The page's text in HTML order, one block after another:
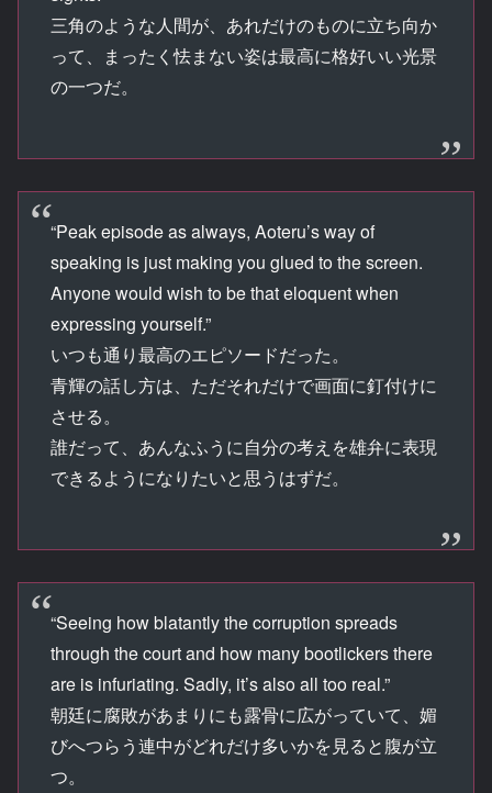
三角のような人間が、あれだけのものに立ち向か
って、まったく怯まない姿は最高に格好いい光景
の一つだ。
“Peak episode as always, Aoteru’s way of
speaking is just making you glued to the screen.
Anyone would wish to be that eloquent when
expressing yourself.”
いつも通り最高のエピソードだった。
青輝の話し方は、ただそれだけで画面に釘付けに
させる。
誰だって、あんなふうに自分の考えを雄弁に表現
できるようになりたいと思うはずだ。
“Seeing how blatantly the corruption spreads
through the court and how many bootlickers there
are is infuriating. Sadly, it’s also all too real.”
朝廷に腐敗があまりにも露骨に広がっていて、媚
びへつらう連中がどれだけ多いかを見ると腹が立
つ。